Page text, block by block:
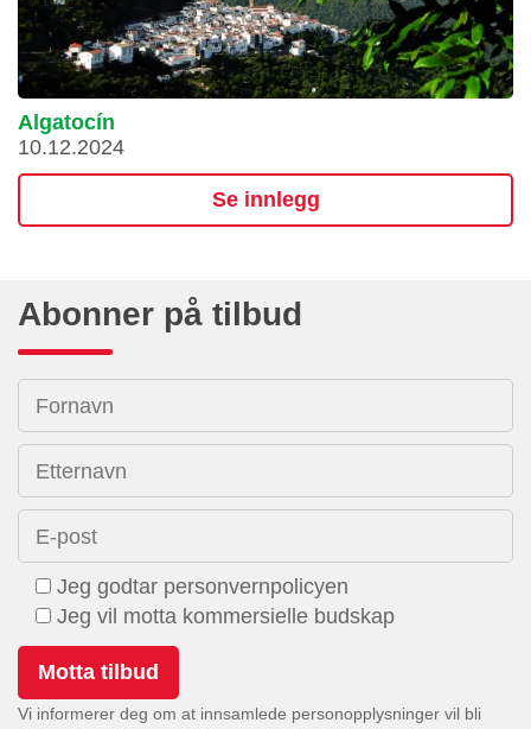
Algatocín
10.12.2024
Se innlegg
Abonner på tilbud
Fornavn
Etternavn
E-post
Jeg godtar personvernpolicyen
Jeg vil motta kommersielle budskap
Vi informerer deg om at innsamlede personopplysninger vil bli